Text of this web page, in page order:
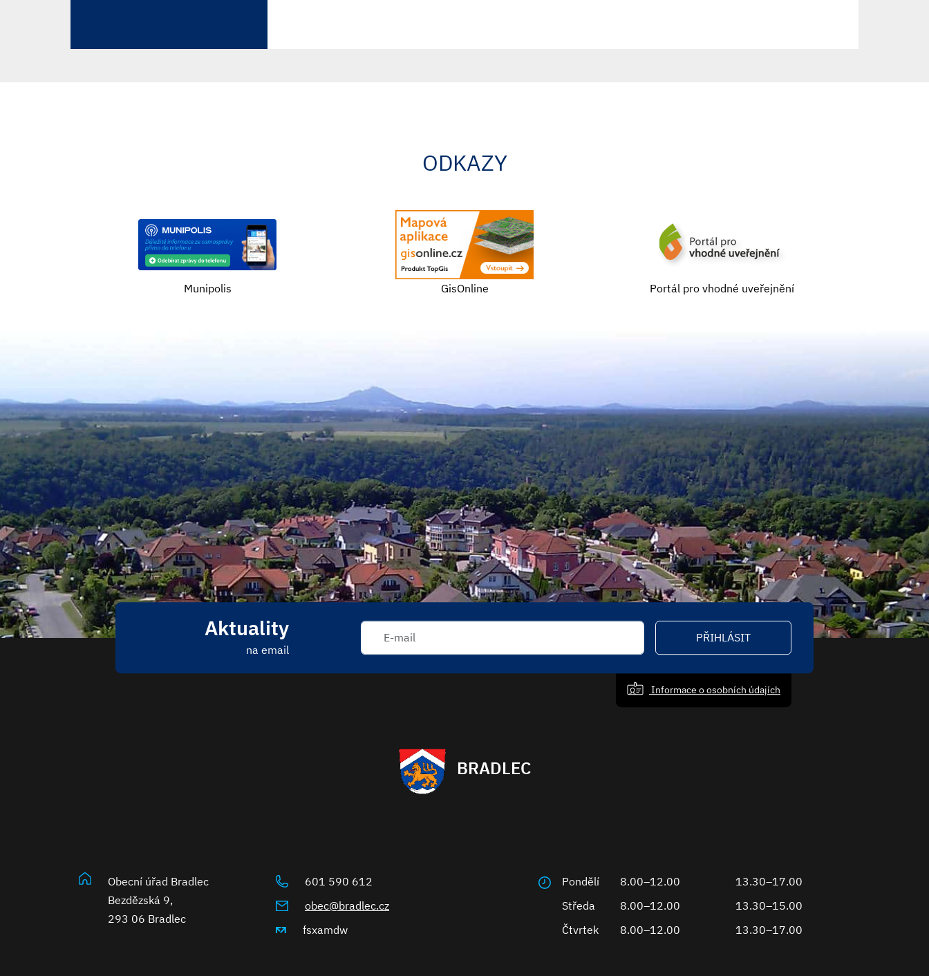
ODKAZY
Munipolis GisOnline Portál pro vhodné uveřejnění
Aktuality
na email
PŘIHLÁSIT
Informace o osobních údajích
BRADLEC
Obecní úřad Bradlec
Bezdězská 9,
293 06 Bradlec
601 590 612
obec@bradlec.cz
fsxamdw
Pondělí 8.00–12.00
13.30–17.00
Středa
8.00–12.00
13.30–15.00
Čtvrtek
8.00–12.00 13.30–17.00